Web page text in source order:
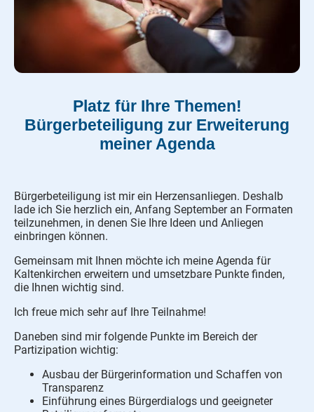
Platz für Ihre Themen!
Bürgerbeteiligung zur Erweiterung
meiner Agenda
Bürgerbeteiligung ist mir ein Herzensanliegen. Deshalb
lade ich Sie herzlich ein, Anfang September an Formaten
teilzunehmen, in denen Sie Ihre Ideen und Anliegen
einbringen können.
Gemeinsam mit Ihnen möchte ich meine Agenda für
Kaltenkirchen erweitern und umsetzbare Punkte finden,
die Ihnen wichtig sind.
Ich freue mich sehr auf Ihre Teilnahme!
Daneben sind mir folgende Punkte im Bereich der
Partizipation wichtig:
Ausbau der Bürgerinformation und Schaffen von
Transparenz
Einführung eines Bürgerdialogs und geeigneter